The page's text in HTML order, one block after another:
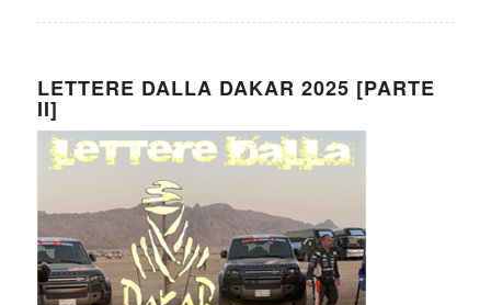
LETTERE DALLA DAKAR 2025 [PARTE
II]